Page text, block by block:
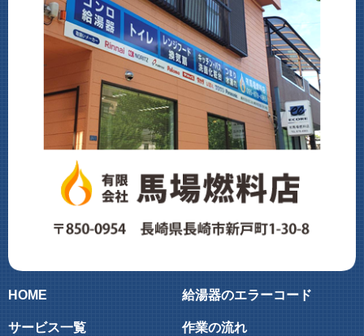
HOME
サービス一覧
給湯器のエラーコード
作業の流れ